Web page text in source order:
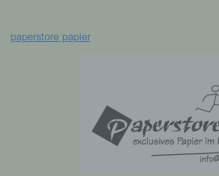
paperstore papier
Pseudonymisierung ist
personenbezogener
auf welche die
ohne Hinzuziehung
Informationen nicht mehr